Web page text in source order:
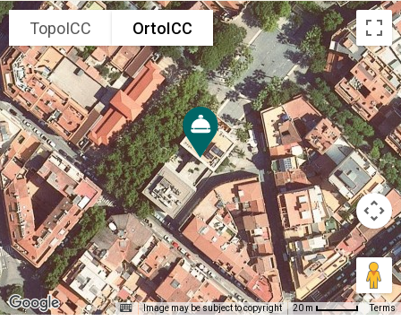
TopoICC OrtoICC
Image may be subject to copyright 20 m Terms